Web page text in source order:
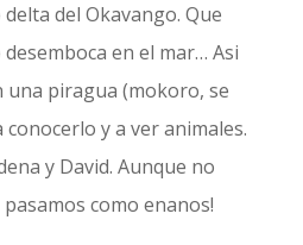
del Okavango. Que
en el mar… Asi
una piragua (mokoro, se
y a ver animales.
y David. Aunque no
como enanos!